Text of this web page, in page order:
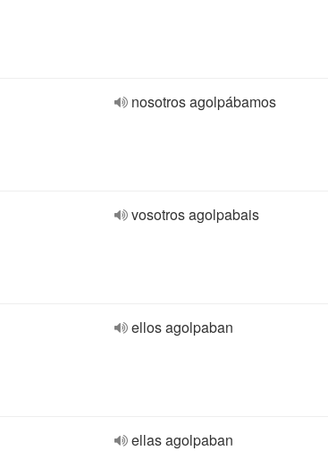
nosotros agolpábamos
vosotros agolpabais
ellos agolpaban
ellas agolpaban